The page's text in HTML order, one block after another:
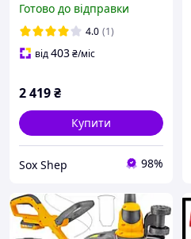
Готово до відправки
4.0 (1)
від403₴/міс
2 419₴
Купити
Sox Shep 98%